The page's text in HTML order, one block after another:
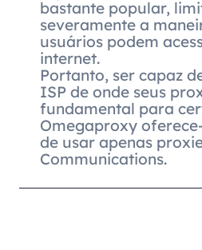
bastante popular,
severamente a
usuários podem
internet.
Portanto, ser capaz
ISP de onde seus
fundamental para
Omegaproxy
de usar apenas
Communications.